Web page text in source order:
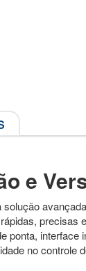
e
no controle